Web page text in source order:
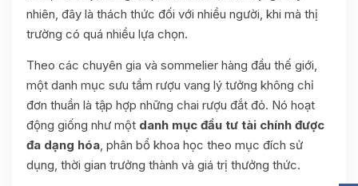
nhiên, đây là thách thức đối với nhiều người, khi mà thị
trường có quá nhiều lựa chọn.
Theo các chuyên gia và sommelier hàng đầu thế giới,
một danh mục sưu tầm rượu vang lý tưởng không chỉ
đơn thuần là tập hợp những chai rượu đắt đỏ. Nó hoạt
động giống như một danh mục đầu tư tài chính được
đa dạng hóa, phân bổ khoa học theo mục đích sử
dụng, thời gian trưởng thành và giá trị thưởng thức.